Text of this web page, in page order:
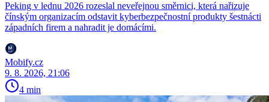
Peking v lednu 2026 rozeslal neveřejnou směrnici, která nařizuje
čínským organizacím odstavit kyberbezpečnostní produkty šestnácti
západních firem a nahradit je domácími.
Mobify.cz
9. 8. 2026, 21:06
4 min